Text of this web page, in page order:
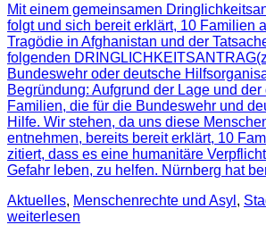
Mit einem gemeinsamen
folgt und sich bereit erklärt, 10 Familien
Tragödie in Afghanistan und der
folgenden
Bundeswehr oder deutsche
Begründung: Aufgrund der Lage und
Familien, die für die Bundeswehr und
Hilfe. Wir stehen, da uns diese
entnehmen, bereits bereit erklärt, 10
zitiert, dass es eine humanitäre
Gefahr leben, zu helfen. Nürnberg hat
Aktuelles, Menschenrechte und Asyl ,
weiterlesen